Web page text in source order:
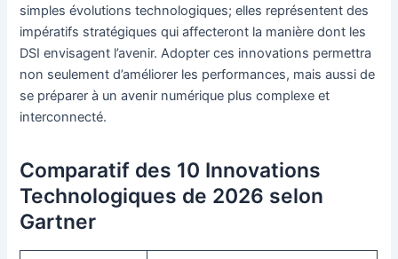
simples évolutions technologiques; elles représentent des
impératifs stratégiques qui affecteront la manière dont les
DSI envisagent l’avenir. Adopter ces innovations permettra
non seulement d’améliorer les performances, mais aussi de
se préparer à un avenir numérique plus complexe et
interconnecté.
Comparatif des 10 Innovations
Technologiques de 2026 selon
Gartner